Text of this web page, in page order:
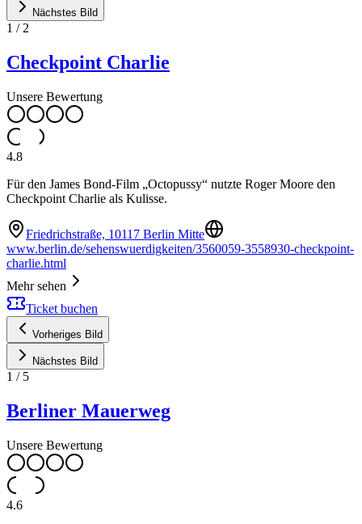
Nächstes Bild
1 / 2
Checkpoint Charlie
Unsere Bewertung
4.8
Für den James Bond-Film „Octopussy“ nutzte Roger Moore den
Checkpoint Charlie als Kulisse.
Friedrichstraße, 10117 Berlin Mitte
www.berlin.de/sehenswuerdigkeiten/3560059-3558930-checkpoint-
charlie.html
Mehr sehen
Ticket buchen
Vorheriges Bild
Nächstes Bild
1 / 5
Berliner Mauerweg
Unsere Bewertung
4.6